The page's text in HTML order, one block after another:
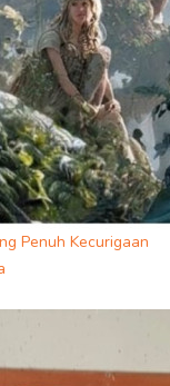
Penuh Kecurigaan